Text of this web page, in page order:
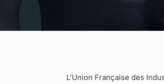
L’Union Française des